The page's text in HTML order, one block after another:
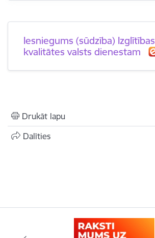
Iesniegums (sūdzība) Izglītības
kvalitātes valsts dienestam
Drukāt lapu
Dalīties